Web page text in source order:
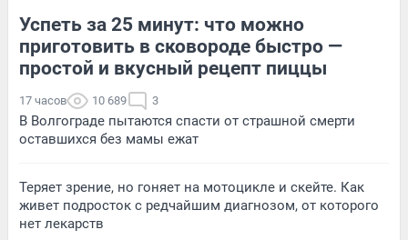
Успеть за 25 минут: что можно
приготовить в сковороде быстро —
простой и вкусный рецепт пиццы
17 часов 10 689 3
В Волгограде пытаются спасти от страшной смерти
оставшихся без мамы ежат
Теряет зрение, но гоняет на мотоцикле и скейте. Как
живет подросток с редчайшим диагнозом, от которого
нет лекарств